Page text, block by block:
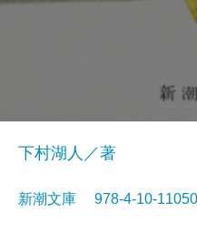
下村湖人／著
新潮文庫 978-4-10-